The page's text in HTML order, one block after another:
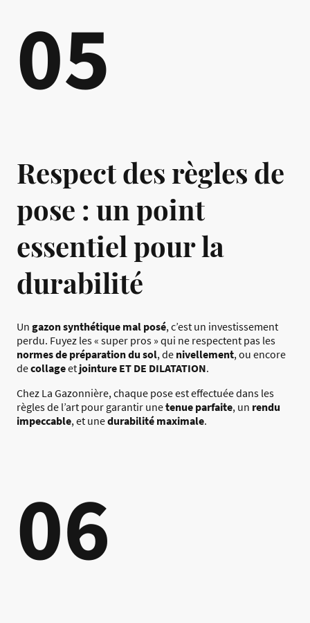
05
Respect des règles de
pose : un point
essentiel pour la
durabilité
Un gazon synthétique mal posé, c’est un investissement
perdu. Fuyez les « super pros » qui ne respectent pas les
normes de préparation du sol, de nivellement, ou encore
decollageet jointure ET DE DILATATION.
Chez La Gazonnière, chaque pose est effectuée dans les
règles de l’art pour garantir unetenue parfaite, un rendu
impeccable, et unedurabilité maximale.
06